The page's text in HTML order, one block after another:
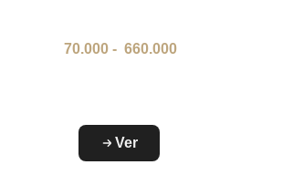
70.000 - 660.000
Ver